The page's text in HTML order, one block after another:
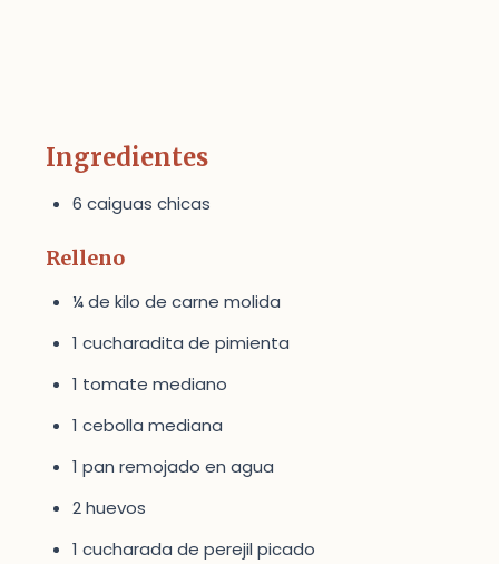
Ingredientes
6 caiguas chicas
Relleno
¼ de kilo de carne molida
1 cucharadita de pimienta
1 tomate mediano
1 cebolla mediana
1 pan remojado en agua
2 huevos
1 cucharada de perejil picado